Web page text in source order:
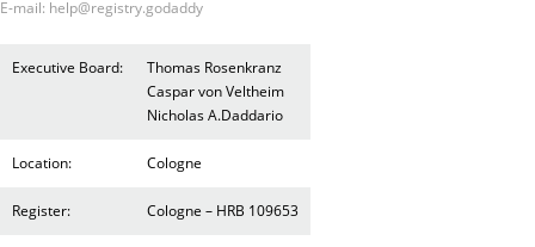
E-mail: help@registry.godaddy
Executive Board:
Thomas Rosenkranz
Caspar von Veltheim
Nicholas A.Daddario
Location: Cologne
Register: Cologne – HRB 109653